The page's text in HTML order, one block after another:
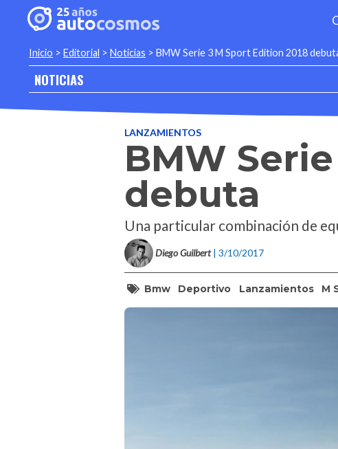
Inicio > Editorial > Noticias > BMW Serie 3 M Sport Edition 2018
NOTICIAS
LANZAMIENTOS
BMW
debuta
Una particular combinación de
Diego Guilbert | 3/10/2017
Bmw Deportivo Lanzamientos M